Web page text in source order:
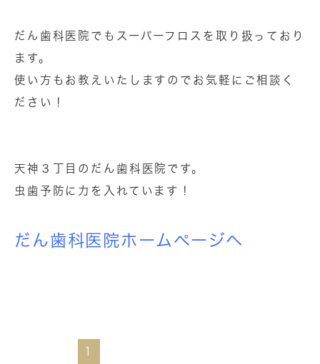
だん歯科医院でもスーパーフロスを取り扱っており
ます。
使い方もお教えいたしますのでお気軽にご相談く
ださい！
天神３丁目のだん歯科医院です。
虫歯予防に力を入れています！
だん歯科医院ホームページへ
1